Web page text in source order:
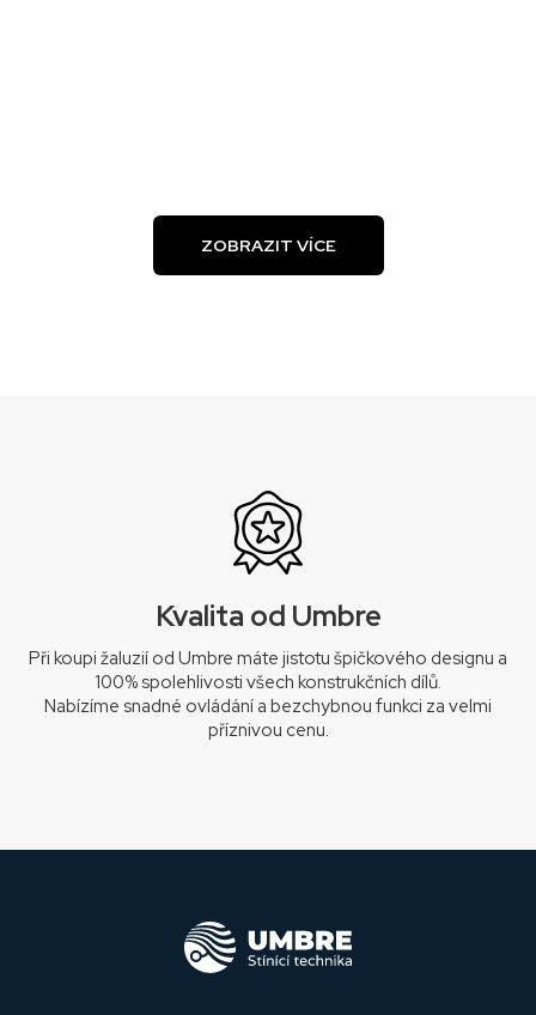
ZOBRAZIT VÍCE
Kvalita od Umbre
Při koupi žaluzií od Umbre máte jistotu špičkového designu a
100% spolehlivosti všech konstrukčních dílů.
Nabízíme snadné ovládání a bezchybnou funkci za velmi
příznivou cenu.